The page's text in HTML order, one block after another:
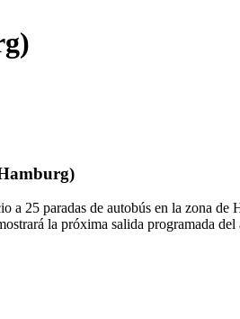
25 paradas de autobús en la zona de
la próxima salida programada